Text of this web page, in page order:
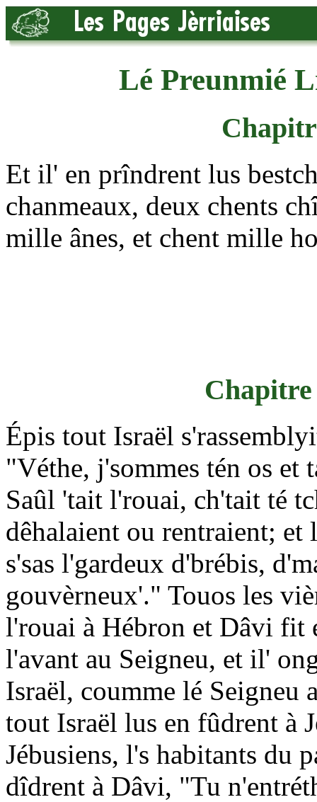
Lé Preunmié
Et il' en prîndrent lus
chanmeaux, deux chents
mille ânes, et chent mille
Chapitre
Épis tout Israël
"Véthe, j'sommes tén os et
Saûl 'tait l'rouai, ch'tait té
dêhalaient ou rentraient;
s'sas l'gardeux d'brébis,
gouvèrneux'." Touos les
l'rouai à Hébron et Dâvi fit
l'avant au Seigneu, et il'
Israël, coumme lé Seigneu
tout Israël lus en fûdrent à
Jébusiens, l's habitants du
dîdrent à Dâvi, "Tu